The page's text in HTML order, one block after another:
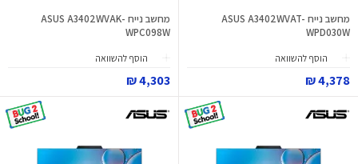
מחשב נייח ASUS A3402WVAT-
WPD030W
הוסף להשוואה
4,378 ₪
מחשב נייח ASUS A3402WVAK-
WPC098W
הוסף להשוואה
4,303 ₪